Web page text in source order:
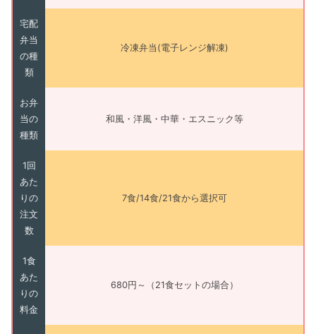
宅配
弁当
の種
類
冷凍弁当(電子レンジ解凍)
お弁
当の
種類
和風・洋風・中華・エスニック等
1回
あた
りの
注文
数
7食/14食/21食から選択可
1食
あた
りの
料金
680円～（21食セットの場合）